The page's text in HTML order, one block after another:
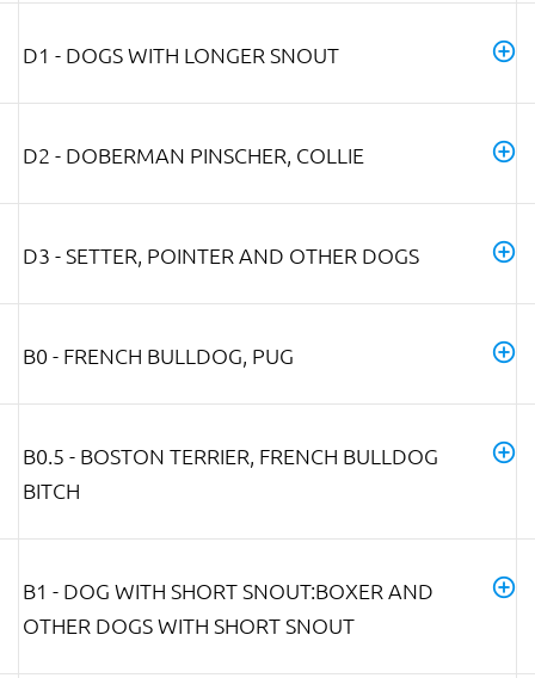
D1 - DOGS WITH LONGER SNOUT
D2 - DOBERMAN PINSCHER, COLLIE
D3 - SETTER, POINTER AND OTHER DOGS
B0 - FRENCH BULLDOG, PUG
B0.5 - BOSTON TERRIER, FRENCH BULLDOG
BITCH
B1 - DOG WITH SHORT SNOUT:BOXER AND
OTHER DOGS WITH SHORT SNOUT